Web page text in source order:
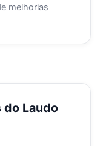
melhorias
do Laudo